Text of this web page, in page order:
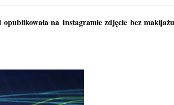
na Instagramie zdjęcie bez